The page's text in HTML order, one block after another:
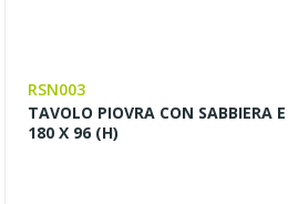
RSN003
TAVOLO PIOVRA CON SABBIERA
180 X 96 (H)